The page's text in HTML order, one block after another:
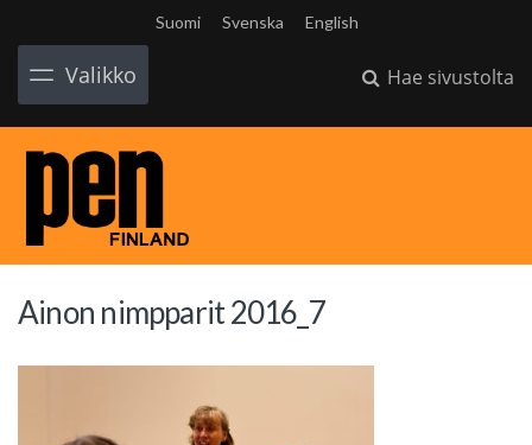
Suomi Svenska English
Valikko Hae sivustolta
Ainon nimpparit 2016_7